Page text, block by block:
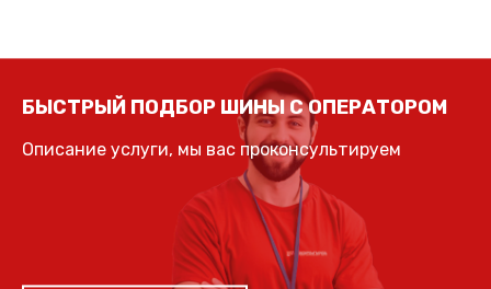
БЫСТРЫЙ ПОДБОР ШИНЫ С ОПЕРАТОРОМ
Описание услуги, мы вас проконсультируем